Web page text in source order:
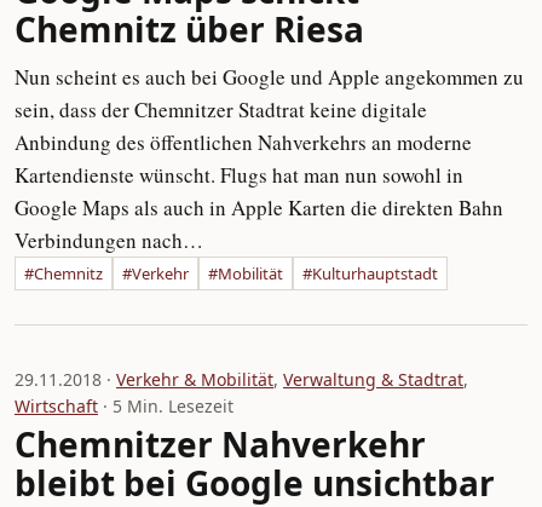
Chemnitz über Riesa
Nun scheint es auch bei Google und Apple angekommen zu
sein, dass der Chemnitzer Stadtrat keine digitale
Anbindung des öffentlichen Nahverkehrs an moderne
Kartendienste wünscht. Flugs hat man nun sowohl in
Google Maps als auch in Apple Karten die direkten Bahn
Verbindungen nach…
#Chemnitz #Verkehr #Mobilität #Kulturhauptstadt
29.11.2018 · Verkehr & Mobilität, Verwaltung & Stadtrat,
Wirtschaft · 5 Min. Lesezeit
Chemnitzer Nahverkehr
bleibt bei Google unsichtbar